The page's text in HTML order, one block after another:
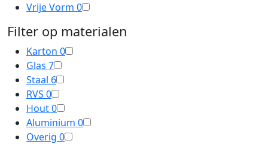
Vrije Vorm 0
Filter op materialen
Karton 0
Glas 7
Staal 6
RVS 0
Hout0
Aluminium 0
Overig 0